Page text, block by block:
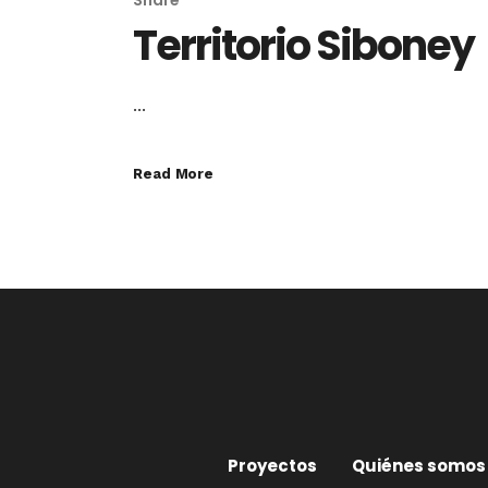
Territorio Siboney
...
Read More
Proyectos Quiénes somos